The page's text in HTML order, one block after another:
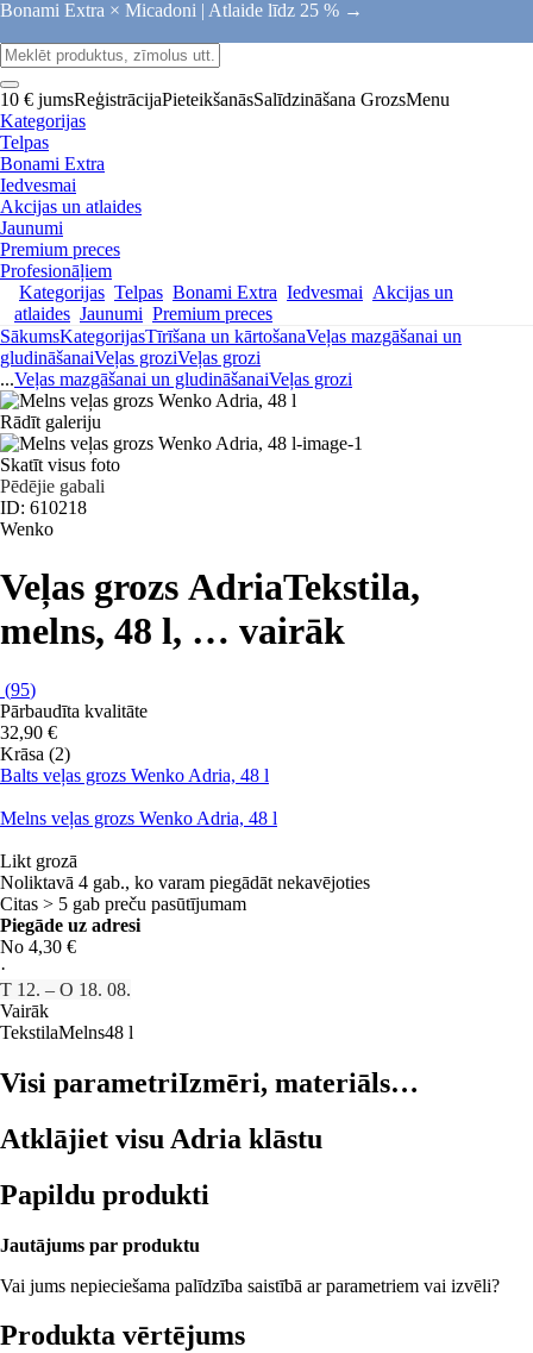
Bonami Extra × Micadoni | Atlaide līdz 25 % →
10 € jumsReģistrācijaPieteikšanāsSalīdzināšana GrozsMenu
Kategorijas
Telpas
Bonami Extra
Iedvesmai
Akcijas un atlaides
Jaunumi
Premium preces
Profesionāļiem
Kategorijas Telpas Bonami Extra Iedvesmai Akcijas un
atlaides Jaunumi Premium preces
SākumsKategorijasTīrīšana un kārtošanaVeļas mazgāšanai un
gludināšanaiVeļas groziVeļas grozi
...Veļas mazgāšanai un gludināšanaiVeļas grozi
Rādīt galeriju
Skatīt visus foto
Pēdējie gabali
ID: 610218
Wenko
Veļas grozs AdriaTekstila,
melns, 48 l, … vairāk
(95)
Pārbaudīta kvalitāte
32,90 €
Krāsa (2)
Balts veļas grozs Wenko Adria, 48 l
Melns veļas grozs Wenko Adria, 48 l
Likt grozā
Noliktavā 4 gab., ko varam piegādāt nekavējoties
Citas > 5 gab preču pasūtījumam
Piegāde uz adresi
No 4,30 €
·
T 12. – O 18. 08.
Vairāk
TekstilaMelns48 l
Visi parametriIzmēri, materiāls…
Atklājiet visu Adria klāstu
Papildu produkti
Jautājums par produktu
Vai jums nepieciešama palīdzība saistībā ar parametriem vai izvēli?
Produkta vērtējums